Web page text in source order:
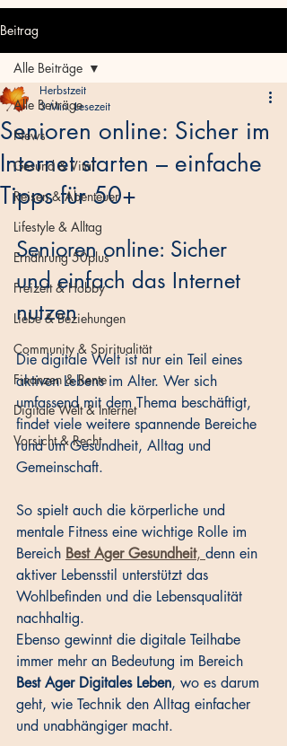
Beitrag
Alle Beiträge
News
Gesund & Vital
Reisen & Abenteuer
Lifestyle & Alltag
Ernährung 50plus
Freizeit & Hobby
Liebe & Beziehungen
Community & Spiritualität
Finanzen & Rente
Digitale Welt & Internet
Vorsicht & Recht
Alle Beiträge
Senioren online: Sicher im
Internet starten – einfache
Tipps für 50+
Herbstzeit
3 Min. Lesezeit
Senioren online: Sicher
und einfach das Internet
nutzen
Die digitale Welt ist nur ein Teil eines
aktiven Lebens im Alter. Wer sich
umfassend mit dem Thema beschäftigt,
findet viele weitere spannende Bereiche
rund um Gesundheit, Alltag und
Gemeinschaft.
So spielt auch die körperliche und
mentale Fitness eine wichtige Rolle im
Bereich Best Ager Gesundheit, denn ein
aktiver Lebensstil unterstützt das
Wohlbefinden und die Lebensqualität
nachhaltig.
Ebenso gewinnt die digitale Teilhabe
immer mehr an Bedeutung im Bereich
Best Ager Digitales Leben, wo es darum
geht, wie Technik den Alltag einfacher
und unabhängiger macht.